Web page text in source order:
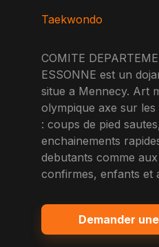
Taekwondo
COMITE
ESSONNE est un
situe a Mennecy. Art
olympique axe sur les
: coups de pied
enchainements
debutants comme
confirmes, enfants et
Demander